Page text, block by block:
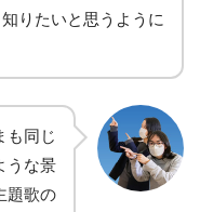
りたいと思うように
も同じ
うな景
題歌の